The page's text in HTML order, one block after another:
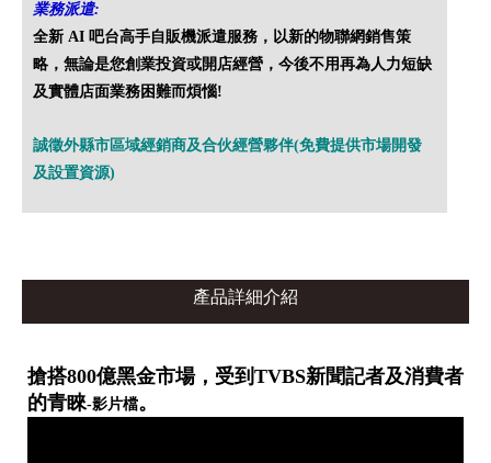
業務派遣:
全新 AI 吧台高手自販機派遣服務，以新的物聯網銷售策
略，無論是您創業投資或開店經營，今後不用再為人力短缺
及實體店面業務困難而煩惱!
誠徵外縣市區域經銷商及合伙經營夥伴(免費提供市場開發
及設置資源)
產品詳細介紹
搶搭800億黑金市場，受到TVBS新聞記者及消費者
的青睞-影片檔。